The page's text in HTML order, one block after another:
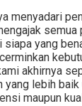
menyadari
semua
siapa yang
akhirnya
yang lebih
maupun